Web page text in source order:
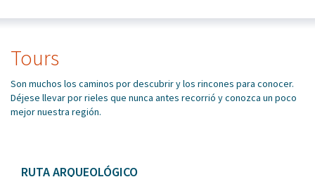
Tours
Son muchos los caminos por descubrir y los rincones para conocer.
Déjese llevar por rieles que nunca antes recorrió y conozca un poco
mejor nuestra región.
RUTA ARQUEOLÓGICO